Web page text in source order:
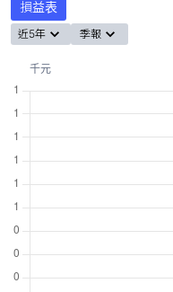
損益表
近5年 季報